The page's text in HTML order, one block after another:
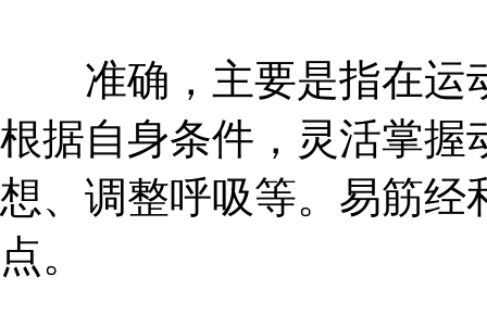
准确，主要是指在运
根据自身条件，灵活掌握
想、调整呼吸等。易筋经
点。